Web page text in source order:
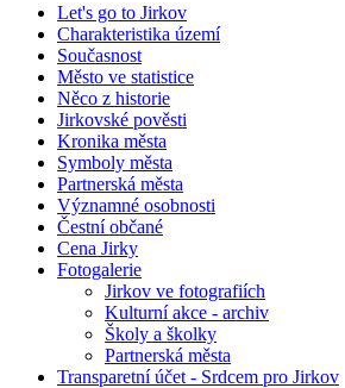
Let's go to Jirkov
Charakteristika území
Současnost
Město ve statistice
Něco z historie
Jirkovské pověsti
Kronika města
Symboly města
Partnerská města
Významné osobnosti
Čestní občané
Cena Jirky
Fotogalerie
Jirkov ve fotografiích
Kulturní akce - archiv
Školy a školky
Partnerská města
Transparetní účet - Srdcem pro Jirkov